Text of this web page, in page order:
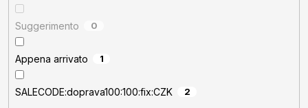
uSuggerimento 0
Appena arrivato 1
SALECODE:doprava100:100:fix:CZK 2